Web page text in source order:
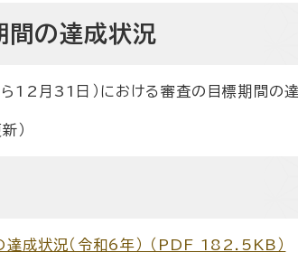
間の達成状況
12月31日）における審査の目標期間の
）
達成状況（令和6年） （PDF 182.5KB）